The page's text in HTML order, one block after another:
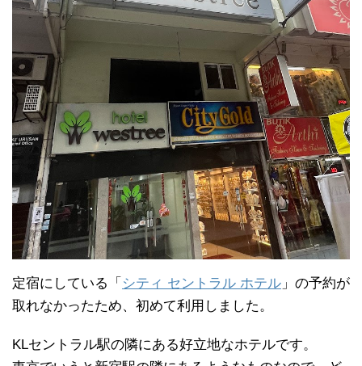
定宿にしている「 シティ セントラル ホテル 」の予約が
取れなかったため、初めて利用しました。
KLセントラル駅の隣にある好立地なホテルです。